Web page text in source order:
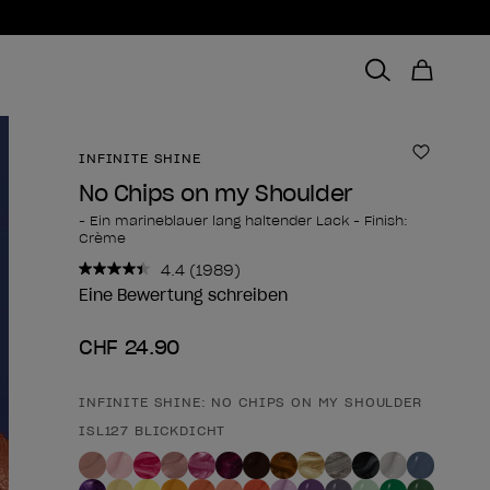
INFINITE SHINE Zur
No Chips on my Shoulder
- Ein marineblauer lang haltender Lack - Finish:
Crème
4.4 1989
Bewertungen
lesen..
(1989)
Eine Bewertung schreiben
CHF 24.90
Form des Produkts
INFINITE SHINE: NO CHIPS ON MY SHOULDER
ISL127 BLICKDICHT